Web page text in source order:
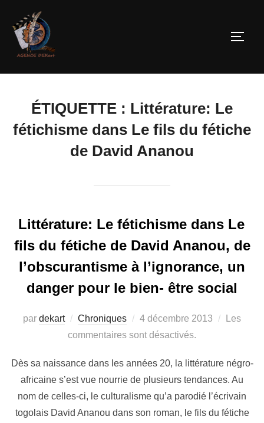
ÉTIQUETTE : Littérature: Le
fétichisme dans Le fils du fétiche
de David Ananou
Littérature: Le fétichisme dans Le
fils du fétiche de David Ananou, de
l’obscurantisme à l’ignorance, un
danger pour le bien- être social
par dekart Chroniques 4 décembre 2013
Les
commentaires sont désactivés.
Dès sa naissance dans les années 20, la littérature négro-
africaine s’est vue nourrie de plusieurs tendances. Au
nom de celles-ci, le culturalisme qu’a parodié l’écrivain
togolais David Ananou dans son roman, le fils du fétiche